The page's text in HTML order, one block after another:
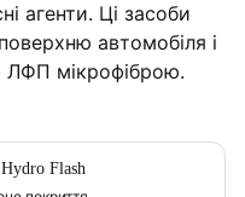
агенти. Ці засоби
автомобіля і
ЛФП мікрофіброю.
Flash